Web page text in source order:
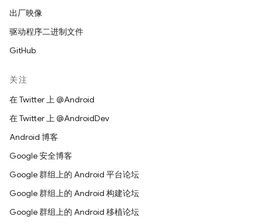
出厂映像
驱动程序二进制文件
GitHub
关注
在 Twitter 上 @Android
在 Twitter 上 @AndroidDev
Android 博客
Google 安全博客
Google 群组上的 Android 平台论坛
Google 群组上的 Android 构建论坛
Google 群组上的 Android 移植论坛